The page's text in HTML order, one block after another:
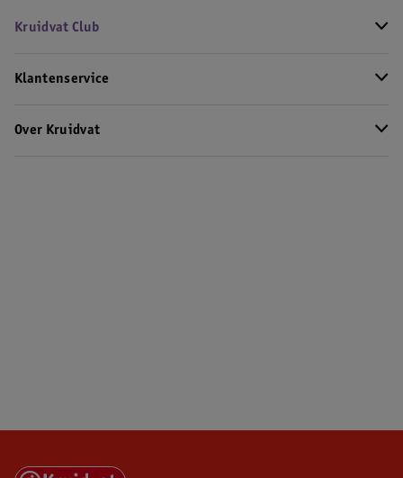
Kruidvat Club
Klantenservice
Over Kruidvat